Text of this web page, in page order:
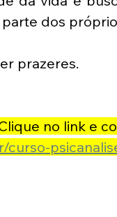
dos
prazeres.
no link e
curso-